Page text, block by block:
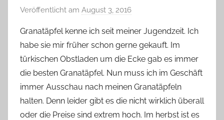
Veröffentlicht am August 3, 2016
n
Y
v
o
n
n
e
Granatäpfel kenne ich seit meiner Jugendzeit. Ich
habe sie mir früher schon gerne gekauft. Im
türkischen Obstladen um die Ecke gab es immer
die besten Granatäpfel. Nun muss ich im Geschäft
immer Ausschau nach meinen Granatäpfeln
halten. Denn leider gibt es die nicht wirklich überall
oder die Preise sind extrem hoch. Im herbst ist es